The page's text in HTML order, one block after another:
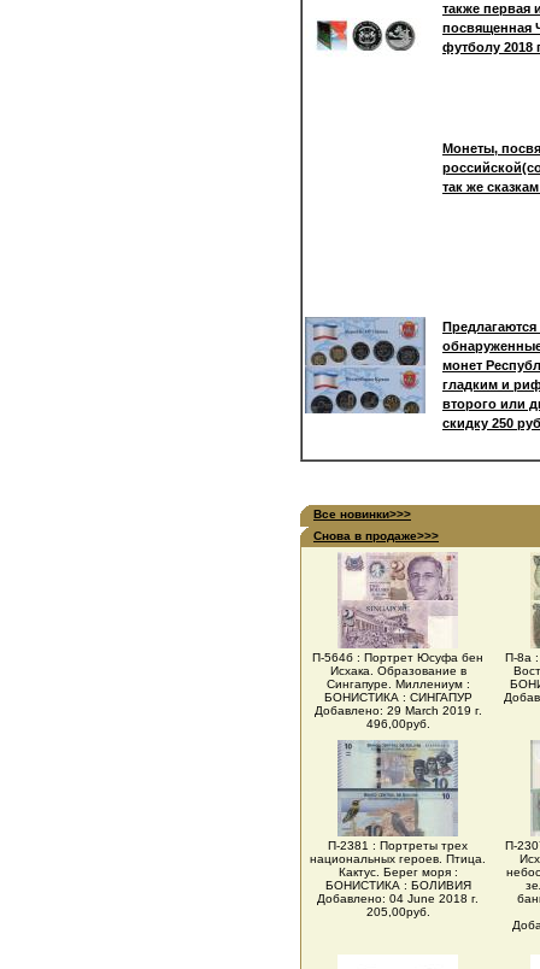
также первая
посвященная
футболу 2018
Монеты,
так же
монет
гладким и
второго или
скидку 250
Все новинки>>>
Снова в продаже>>>
П-564б : Портрет Юсуфа бен
Исхака. Образование в
Сингапуре. Миллениум :
БОНИСТИКА : СИНГАПУР
Добавлено: 29 March 2019 г.
496,00руб.
П-8а
П-2381 : Портреты трех
национальных героев. Птица.
Кактус. Берег моря :
БОНИСТИКА : БОЛИВИЯ
Добавлено: 04 June 2018 г.
205,00руб.
П-